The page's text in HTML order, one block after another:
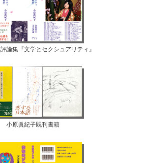
論集『文学とセクシュアリティ』
小原眞紀子既刊書籍